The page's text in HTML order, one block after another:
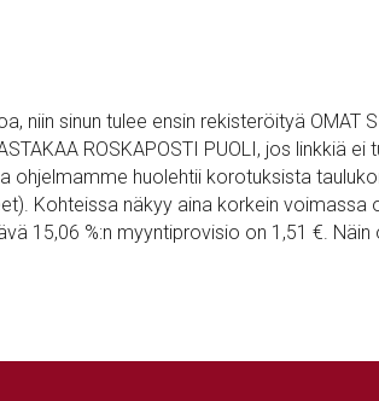
sinun tulee ensin rekisteröityä OMAT
ROSKAPOSTI PUOLI, jos linkkiä
huolehtii korotuksista
Kohteissa näkyy aina korkein voimassa
15,06 %:n myyntiprovisio on 1,51 €.